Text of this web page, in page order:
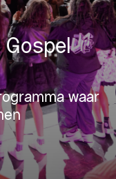
Gospel
waar